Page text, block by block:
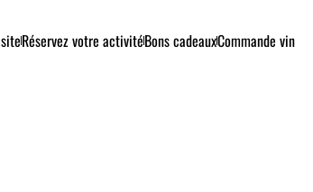
Réservez votre activitéBons cadeauxCommande vin